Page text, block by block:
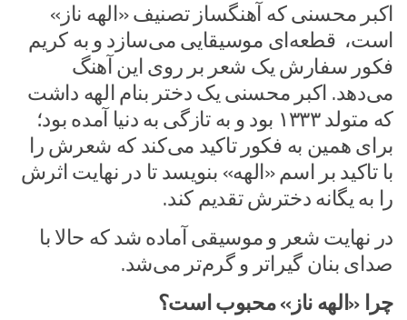
اکبر محسنی که آهنگساز تصنیف «الهه ناز»
است، ‌ قطعه‌ای موسیقایی می‌سازد و به کریم
فکور سفارش یک شعر بر روی این آهنگ
می‌دهد. اکبر محسنی یک دختر بنام الهه داشت
که متولد ۱۳۳۳ بود و به تازگی به دنیا آمده بود؛ ‌
برای همین به فکور تاکید می‌کند که شعرش را
با تاکید بر اسم «الهه» بنویسد تا در نهایت اثرش
را به یگانه دخترش تقدیم کند.
در نهایت شعر و موسیقی آماده شد که حالا با
صدای بنان گیراتر و گرم‌تر می‌شد.
چرا «الهه ناز» محبوب است؟